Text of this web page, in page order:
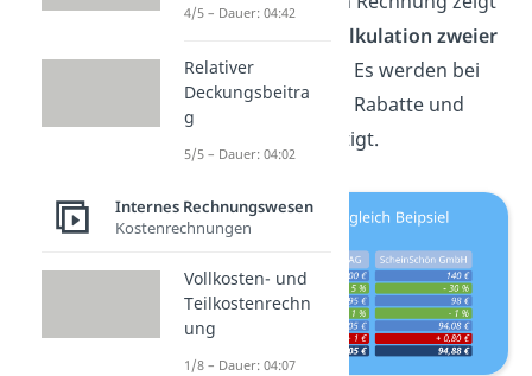
Bezugspreiskalkulation zweier
Lampenangebote
. Es werden bei
beiden Angeboten Rabatte und
Skonti berücksichtigt.
4/5 – Dauer: 04:42
Relativer
Deckungsbeitra
g
5/5 – Dauer: 04:02
Internes Rechnungswesen
Kostenrechnungen
Vollkosten- und
Teilkostenrechn
ung
1/8 – Dauer: 04:07